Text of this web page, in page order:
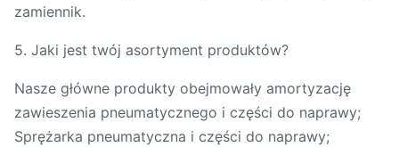
zamiennik.
5. Jaki jest twój asortyment produktów?
Nasze główne produkty obejmowały amortyzację
zawieszenia pneumatycznego i części do naprawy;
Sprężarka pneumatyczna i części do naprawy;